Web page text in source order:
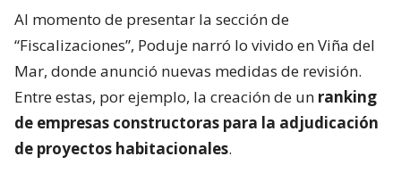
Al momento de presentar la sección de
“Fiscalizaciones”, Poduje narró lo vivido en Viña del
Mar, donde anunció nuevas medidas de revisión.
Entre estas, por ejemplo, la creación de un ranking
de empresas constructoras para la adjudicación
de proyectos habitacionales.